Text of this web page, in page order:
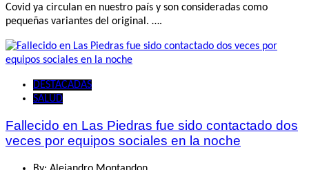
Covid ya circulan en nuestro país y son consideradas como
pequeñas variantes del original. ….
DESTACADAS
SALUD
Fallecido en Las Piedras fue sido contactado dos
veces por equipos sociales en la noche